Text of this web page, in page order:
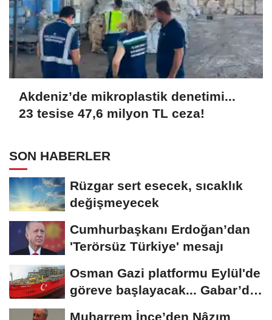
Akdeniz’de mikroplastik denetimi...
23 tesise 47,6 milyon TL ceza!
SON HABERLER
Rüzgar sert esecek, sıcaklık
değişmeyecek
Cumhurbaşkanı Erdoğan’dan
'Terörsüz Türkiye' mesajı
Osman Gazi platformu Eylül'de
göreve başlayacak... Gabar’da
Muharrem İnce’den Nâzım